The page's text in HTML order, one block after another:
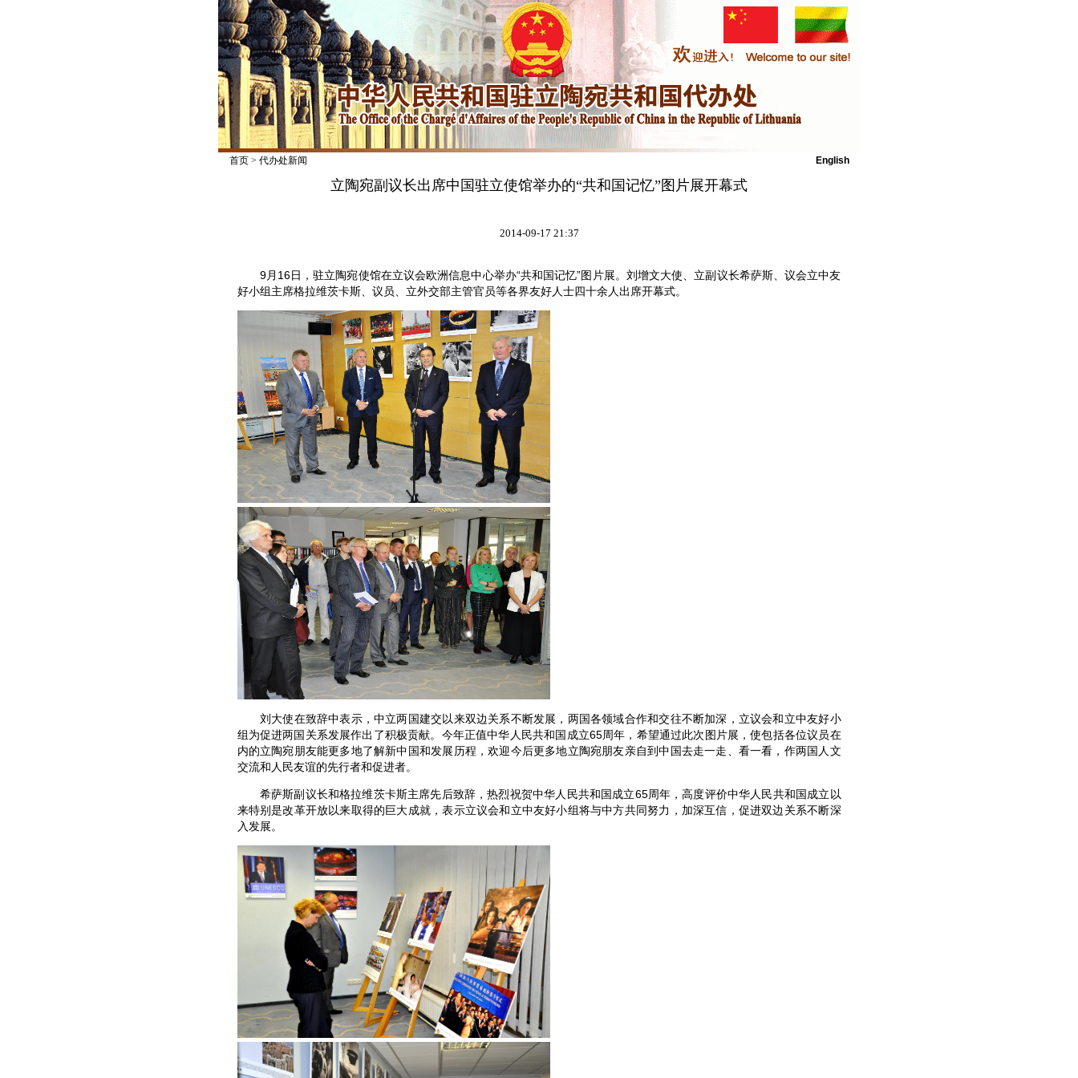
首页> 代办处新闻 English
立陶宛副议长出席中国驻立使馆举办的“共和国记忆”图片展开幕式
2014-09-17 21:37
9月16日，驻立陶宛使馆在立议会欧洲信息中心举办“共和国记忆”图片展。刘增文大使、立副议长希萨斯、议会立中友
好小组主席格拉维茨卡斯、议员、立外交部主管官员等各界友好人士四十余人出席开幕式。
刘大使在致辞中表示，中立两国建交以来双边关系不断发展，两国各领域合作和交往不断加深，立议会和立中友好小
组为促进两国关系发展作出了积极贡献。今年正值中华人民共和国成立65周年，希望通过此次图片展，使包括各位议员在
内的立陶宛朋友能更多地了解新中国和发展历程，欢迎今后更多地立陶宛朋友亲自到中国去走一走、看一看，作两国人文
交流和人民友谊的先行者和促进者。
希萨斯副议长和格拉维茨卡斯主席先后致辞，热烈祝贺中华人民共和国成立65周年，高度评价中华人民共和国成立以
来特别是改革开放以来取得的巨大成就，表示立议会和立中友好小组将与中方共同努力，加深互信，促进双边关系不断深
入发展。